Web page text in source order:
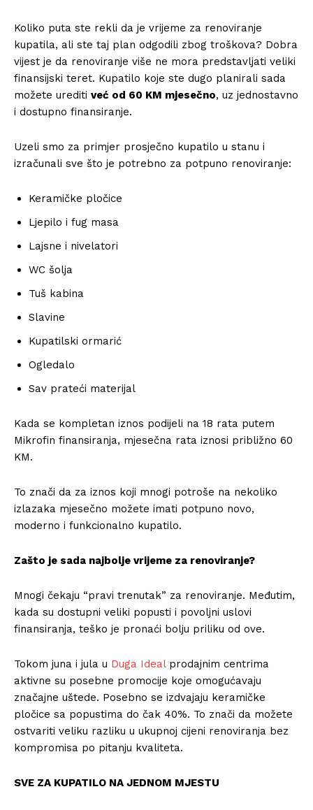
Koliko puta ste rekli da je vrijeme za renoviranje
kupatila, ali ste taj plan odgodili zbog troškova? Dobra
vijest je da renoviranje više ne mora predstavljati veliki
finansijski teret. Kupatilo koje ste dugo planirali sada
možete urediti već od 60 KM mjesečno, uz jednostavno
i dostupno finansiranje.
Uzeli smo za primjer prosječno kupatilo u stanu i
izračunali sve što je potrebno za potpuno renoviranje:
Keramičke pločice
Ljepilo i fug masa
Lajsne i nivelatori
WC šolja
Tuš kabina
Slavine
Kupatilski ormarić
Ogledalo
Sav prateći materijal
Kada se kompletan iznos podijeli na 18 rata putem
Mikrofin finansiranja, mjesečna rata iznosi približno 60
KM.
To znači da za iznos koji mnogi potroše na nekoliko
izlazaka mjesečno možete imati potpuno novo,
moderno i funkcionalno kupatilo.
Zašto je sada najbolje vrijeme za renoviranje?
Mnogi čekaju “pravi trenutak” za renoviranje. Međutim,
kada su dostupni veliki popusti i povoljni uslovi
finansiranja, teško je pronaći bolju priliku od ove.
Tokom juna i jula u Duga Idealprodajnim centrima
aktivne su posebne promocije koje omogućavaju
značajne uštede. Posebno se izdvajaju keramičke
pločice sa popustima do čak 40%. To znači da možete
ostvariti veliku razliku u ukupnoj cijeni renoviranja bez
kompromisa po pitanju kvaliteta.
SVE ZA KUPATILO NA JEDNOM MJESTU